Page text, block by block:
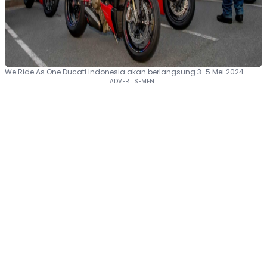
We Ride As One Ducati Indonesia akan berlangsung 3-5 Mei 2024